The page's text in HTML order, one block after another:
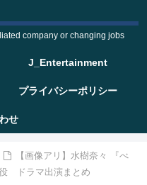
company or changing jobs
J_Entertainment
プライバシーポリシー
せ
【画像アリ】水樹奈々 『べ
ドラマ出演まとめ